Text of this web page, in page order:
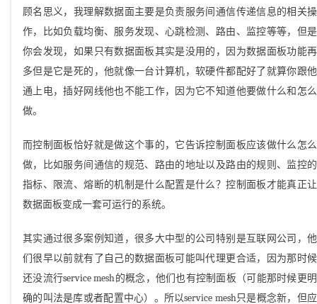
顾名思义，我理解数据面主要是负责服务间通信传递信息的相关操
作，比如负载均衡、服务发现、心跳检测、路由、监控等等，但是
你会发现，如果只有数据面板其实是没用的，因为数据面板功能再
多但是它是死的，他就像一台计算机，软硬件都配好了就算你跟他
通上电，插好网线他也不能工作，因为它不知道他要做什么和怎么
做。
而控制面板恰好就是做这个事的，它告诉控制面板应该做什么怎么
做，比如服务间通信的规范、路由的地址以及路由的规则、监控的
指标、限流、熔断的机制是什么配置是什么？控制面板才能真正让
数据面板变成一套可运行的系统。
其实通过很多案例知道，很多大中型的公司特别是互联网公司，他
们很早以前就有了自己的数据面板可能叫代理更合适，因为那时候
还没流行service mesh的概念，他们也有控制面板（可能那时候更明
确的叫法是库或者配置中心）。所以service mesh只是概念新，但应